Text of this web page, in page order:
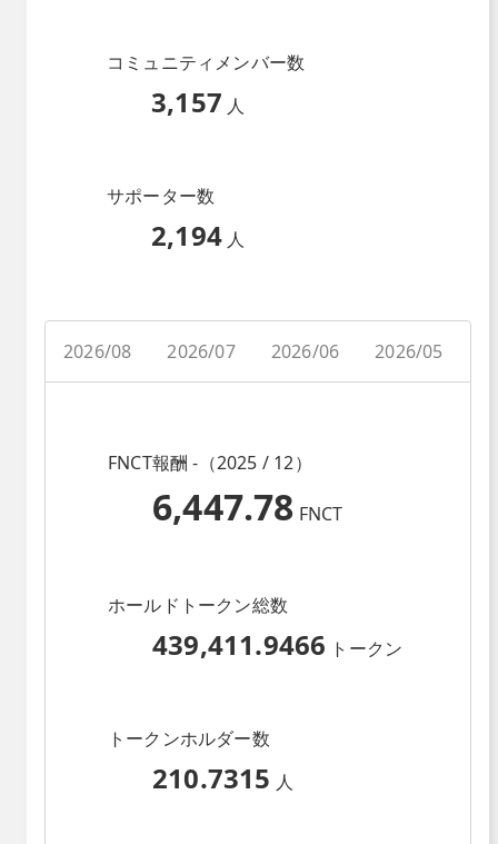
コミュニティメンバー数
3,157 人
サポーター数
2,194 人
2026/08 2026/07 2026/06 2026/05
FNCT報酬 -（2025 / 12）
6,447.78 FNCT
ホールドトークン総数
439,411.9466 トークン
トークンホルダー数
210.7315 人